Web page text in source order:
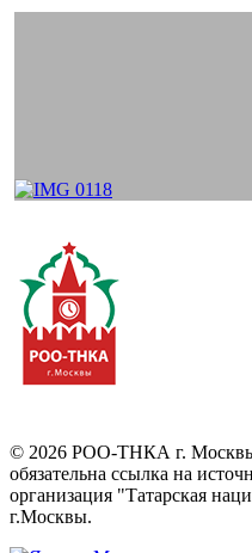
© 2026 РОО-ТНКА г.
обязательна ссылка на
организация "Татарская
г.Москвы.